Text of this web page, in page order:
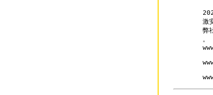
激
弊
。